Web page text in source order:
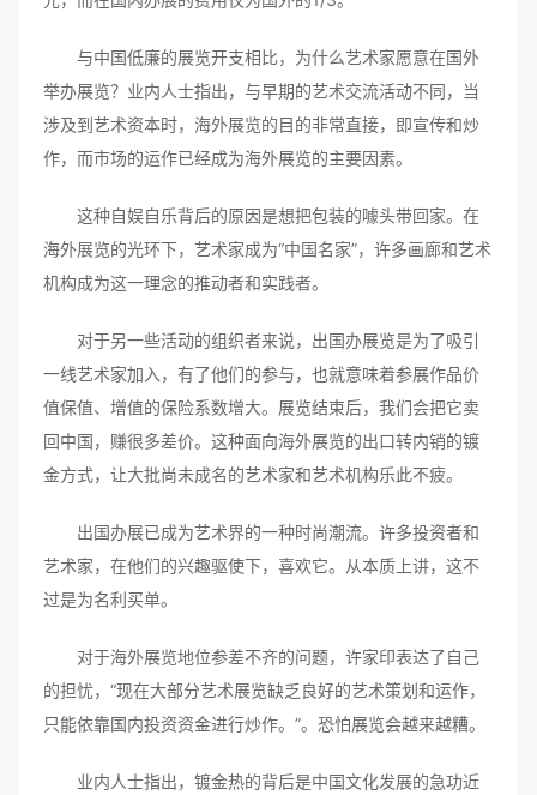
与中国低廉的展览开支相比，为什么艺术家愿意在国外
举办展览？业内人士指出，与早期的艺术交流活动不同，当
涉及到艺术资本时，海外展览的目的非常直接，即宣传和炒
作，而市场的运作已经成为海外展览的主要因素。
这种自娱自乐背后的原因是想把包装的噱头带回家。在
海外展览的光环下，艺术家成为“中国名家”，许多画廊和艺术
机构成为这一理念的推动者和实践者。
对于另一些活动的组织者来说，出国办展览是为了吸引
一线艺术家加入，有了他们的参与，也就意味着参展作品价
值保值、增值的保险系数增大。展览结束后，我们会把它卖
回中国，赚很多差价。这种面向海外展览的出口转内销的镀
金方式，让大批尚未成名的艺术家和艺术机构乐此不疲。
出国办展已成为艺术界的一种时尚潮流。许多投资者和
艺术家，在他们的兴趣驱使下，喜欢它。从本质上讲，这不
过是为名利买单。
对于海外展览地位参差不齐的问题，许家印表达了自己
的担忧，“现在大部分艺术展览缺乏良好的艺术策划和运作，
只能依靠国内投资资金进行炒作。”。恐怕展览会越来越糟。
业内人士指出，镀金热的背后是中国文化发展的急功近